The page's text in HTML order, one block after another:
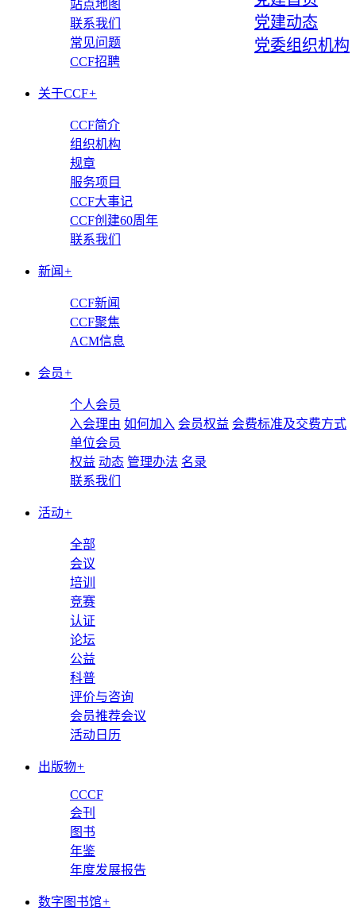
党建动态
党委组织机构
站点地图
联系我们
常见问题
CCF招聘
关于CCF+
CCF简介
组织机构
规章
服务项目
CCF大事记
CCF创建60周年
联系我们
新闻 +
CCF新闻
CCF聚焦
ACM信息
会员+
个人会员
入会理由 如何加入 会员权益 会费标准及交费方式
单位会员
权益 动态 管理办法 名录
联系我们
活动+
全部
会议
培训
竞赛
认证
论坛
公益
科普
评价与咨询
会员推荐会议
活动日历
出版物+
CCCF
会刊
图书
年鉴
年度发展报告
数字图书馆+